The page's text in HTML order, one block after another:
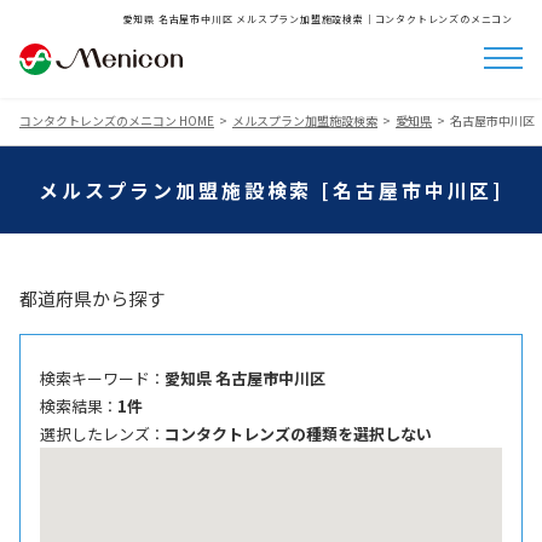
愛知県 名古屋市中川区 メルスプラン加盟施設検索│コンタクトレンズのメニコン
コンタクトレンズのメニコン HOME メルスプラン加盟施設検索 愛知県 名古屋市中川区
メルスプラン加盟施設検索 [名古屋市中川区]
都道府県から探す
検索キーワード ： 愛知県 名古屋市中川区
検索結果 ： 1件
選択したレンズ ： コンタクトレンズの種類を選択しない